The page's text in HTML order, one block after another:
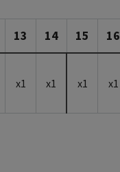
13 14 15 16
x1 x1 x1 x1